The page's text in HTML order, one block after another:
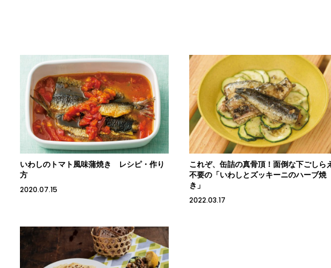
いわしのトマト風味蒲焼き レシピ・作り
方
2020.07.15
これぞ、缶詰の真骨頂！面倒な下ごしら
不要の「いわしとズッキーニのハーブ焼
き」
2022.03.17